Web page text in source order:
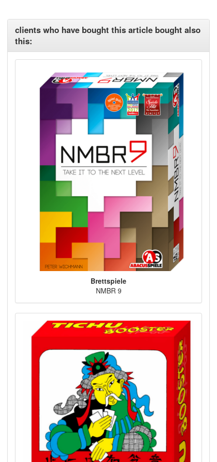
clients who have bought this article bought also
this:
Brettspiele
NMBR 9